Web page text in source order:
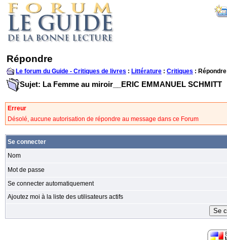
Répondre
Le forum du Guide - Critiques de livres : Littérature : Critiques : Répondre
Sujet: La Femme au miroir__ERIC EMMANUEL SCHMITT
Erreur
Désolé, aucune autorisation de répondre au message dans ce Forum
Se connecter
Nom
Mot de passe
Se connecter automatiquement
Ajoutez moi à la liste des utilisateurs actifs